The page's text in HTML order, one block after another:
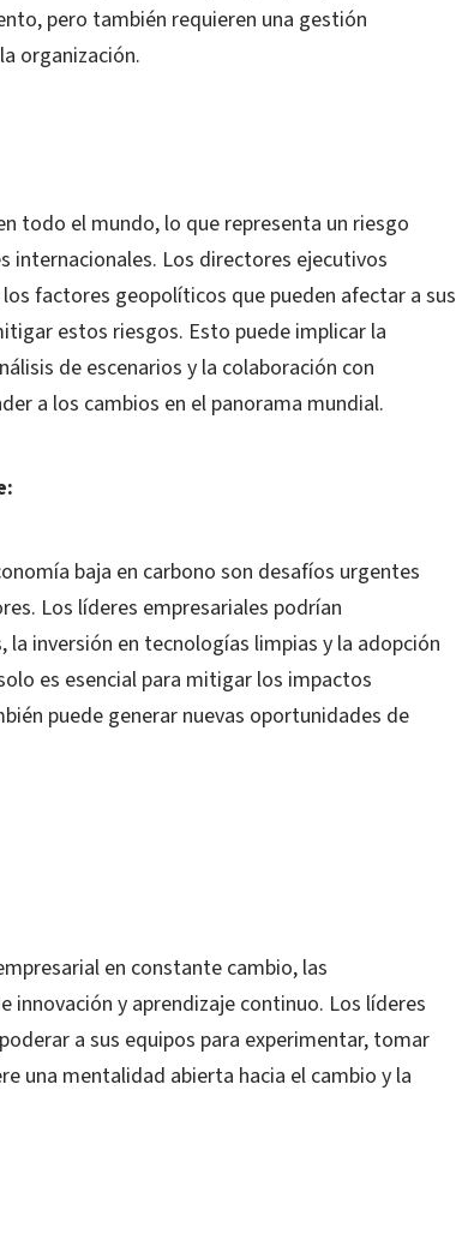
pero también requieren una gestión
organización.
todo el mundo, lo que representa un riesgo
internacionales. Los directores ejecutivos
factores geopolíticos que pueden afectar a sus
estos riesgos. Esto puede implicar la
de escenarios y la colaboración con
a los cambios en el panorama mundial.
baja en carbono son desafíos urgentes
Los líderes empresariales podrían
inversión en tecnologías limpias y la adopción
es esencial para mitigar los impactos
puede generar nuevas oportunidades de
en constante cambio, las
y aprendizaje continuo. Los líderes
a sus equipos para experimentar, tomar
una mentalidad abierta hacia el cambio y la